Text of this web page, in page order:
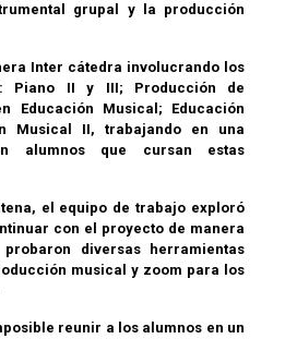
grupal y la producción
Inter cátedra involucrando los
Piano II y III; Producción de
Educación Musical; Educación
Musical II, trabajando en una
alumnos que cursan estas
el equipo de trabajo exploró
con el proyecto de manera
diversas herramientas
musical y zoom para los
reunir a los alumnos en un